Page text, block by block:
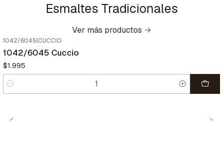
Esmaltes Tradicionales
Ver más productos
1042/6045 CUCCIO
1042/6045 Cuccio
$1.995
Cantidad